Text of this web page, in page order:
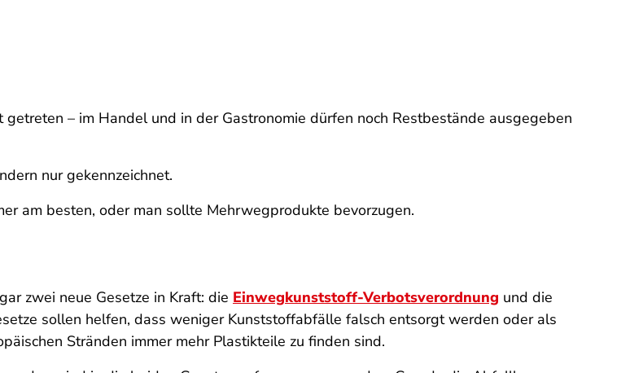
– im Handel und in der Gastronomie dürfen noch Restbestände ausgegeben
nur gekennzeichnet.
am besten, oder man sollte Mehrwegprodukte bevorzugen.
zwei neue Gesetze in Kraft: die Einwegkunststoff-Verbotsverordnung und die
sollen helfen, dass weniger Kunststoffabfälle falsch entsorgt werden oder als
Stränden immer mehr Plastikteile zu finden sind.